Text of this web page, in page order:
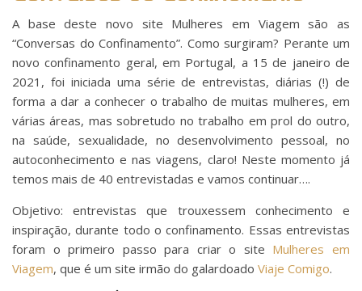
A base deste novo site Mulheres em Viagem são as
“Conversas do Confinamento”. Como surgiram? Perante um
novo confinamento geral, em Portugal, a 15 de janeiro de
2021, foi iniciada uma série de entrevistas, diárias (!) de
forma a dar a conhecer o trabalho de muitas mulheres, em
várias áreas, mas sobretudo no trabalho em prol do outro,
na saúde, sexualidade, no desenvolvimento pessoal, no
autoconhecimento e nas viagens, claro! Neste momento já
temos mais de 40 entrevistadas e vamos continuar….
Objetivo: entrevistas que trouxessem conhecimento e
inspiração, durante todo o confinamento. Essas entrevistas
foram o primeiro passo para criar o site Mulheres em
Viagem, que é um site irmão do galardoado Viaje Comigo.